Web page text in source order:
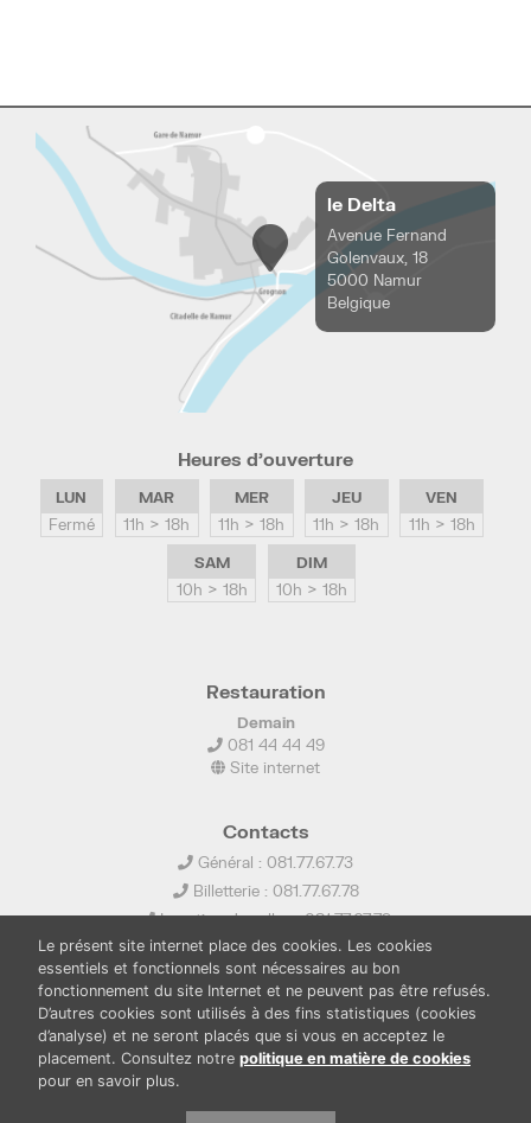
le Delta
Avenue Fernand
Golenvaux, 18
5000 Namur
Belgique
Heures d’ouverture
LUN
Fermé
MAR
11h > 18h
MER
11h > 18h
JEU
11h > 18h
VEN
11h > 18h
SAM
10h > 18h
DIM
10h > 18h
Restauration
Demain
081 44 44 49
Site internet
Contacts
Général : 081.77.67.73
Billetterie : 081.77.67.78
Location de salles : 081.77.67.79
info@ledelta.be
Le présent site internet place des cookies. Les cookies
essentiels et fonctionnels sont nécessaires au bon
fonctionnement du site Internet et ne peuvent pas être refusés.
D’autres cookies sont utilisés à des fins statistiques (cookies
d’analyse) et ne seront placés que si vous en acceptez le
placement. Consultez notre politique en matière de cookies
pour en savoir plus.